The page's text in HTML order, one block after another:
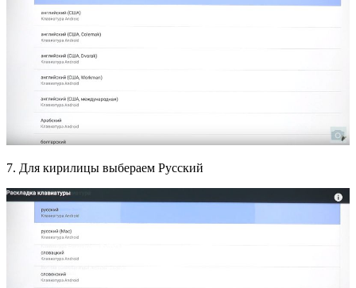
7. Для кирилицы выбераем Русский